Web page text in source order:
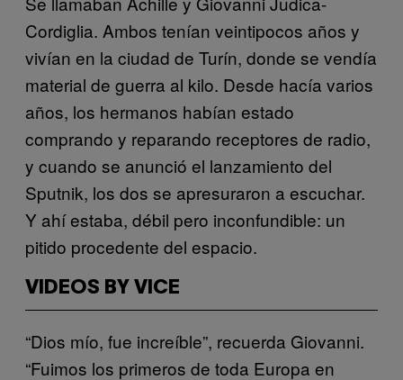
Cordiglia. Ambos tenían veintipocos años y
vivían en la ciudad de Turín, donde se vendía
material de guerra al kilo. Desde hacía varios
años, los hermanos habían estado
comprando y reparando receptores de radio,
y cuando se anunció el lanzamiento del
Sputnik, los dos se apresuraron a escuchar.
Y ahí estaba, débil pero inconfundible: un
pitido procedente del espacio.
VIDEOS BY VICE
“Dios mío, fue increíble”, recuerda Giovanni.
“Fuimos los primeros de toda Europa en